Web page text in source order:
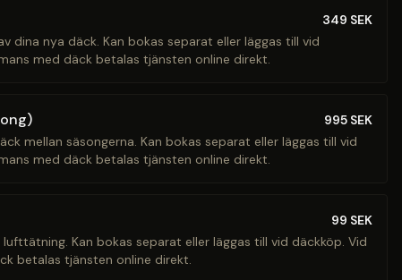
349 SEK
dina nya däck. Kan bokas separat eller läggas till vid
med däck betalas tjänsten online direkt.
995 SEK
mellan säsongerna. Kan bokas separat eller läggas till vid
med däck betalas tjänsten online direkt.
99 SEK
Kan bokas separat eller läggas till vid däckköp. Vid
betalas tjänsten online direkt.